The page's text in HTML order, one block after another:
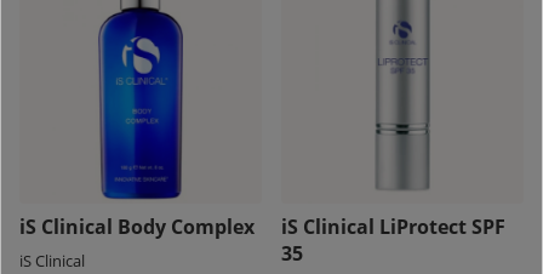
iS Clinical Body Complex
iS Clinical
iS Clinical LiProtect SPF
35